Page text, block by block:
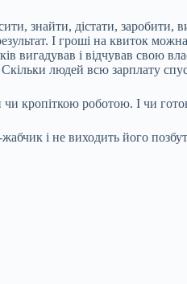
знайти, дістати,
І гроші на квиток
і відчував свою
людей всю зарплату
кропіткою роботою. І чи
і не виходить його